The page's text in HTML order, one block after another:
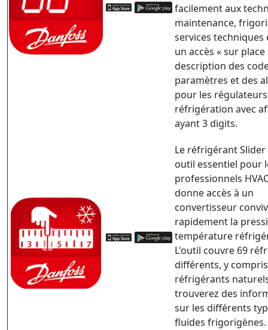
facilement aux
maintenance,
services techniques
un accès « sur place
description des
paramètres et des
pour les
réfrigération avec
ayant 3 digits.
Le réfrigérant
outil essentiel pour
professionnels
donne accès à un
convertisseur
rapidement la
température
L'outil couvre 69
différents, y
réfrigérants
trouverez des
sur les différents
fluides frigorigènes.